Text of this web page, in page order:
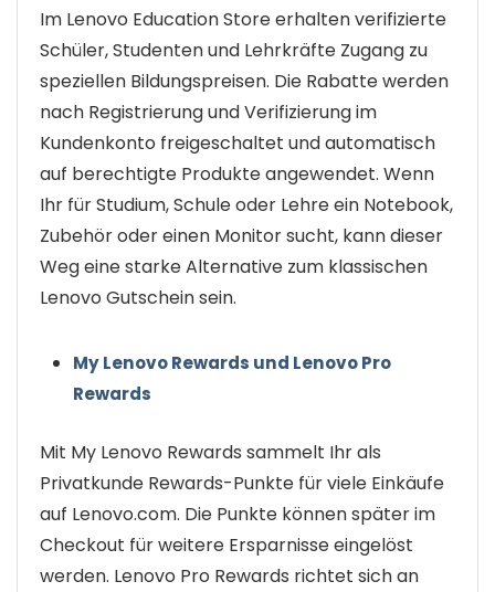
Im Lenovo Education Store erhalten verifizierte
Schüler, Studenten und Lehrkräfte Zugang zu
speziellen Bildungspreisen. Die Rabatte werden
nach Registrierung und Verifizierung im
Kundenkonto freigeschaltet und automatisch
auf berechtigte Produkte angewendet. Wenn
Ihr für Studium, Schule oder Lehre ein Notebook,
Zubehör oder einen Monitor sucht, kann dieser
Weg eine starke Alternative zum klassischen
Lenovo Gutschein sein.
My Lenovo Rewards und Lenovo Pro
Rewards
Mit My Lenovo Rewards sammelt Ihr als
Privatkunde Rewards-Punkte für viele Einkäufe
auf Lenovo.com. Die Punkte können später im
Checkout für weitere Ersparnisse eingelöst
werden. Lenovo Pro Rewards richtet sich an